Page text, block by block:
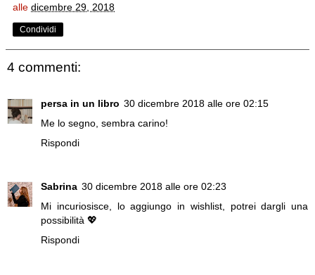
alle dicembre 29, 2018
Condividi
4 commenti:
persa in un libro 30 dicembre 2018 alle ore 02:15
Me lo segno, sembra carino!
Rispondi
Sabrina 30 dicembre 2018 alle ore 02:23
Mi incuriosisce, lo aggiungo in wishlist, potrei dargli una
possibilità 💖
Rispondi